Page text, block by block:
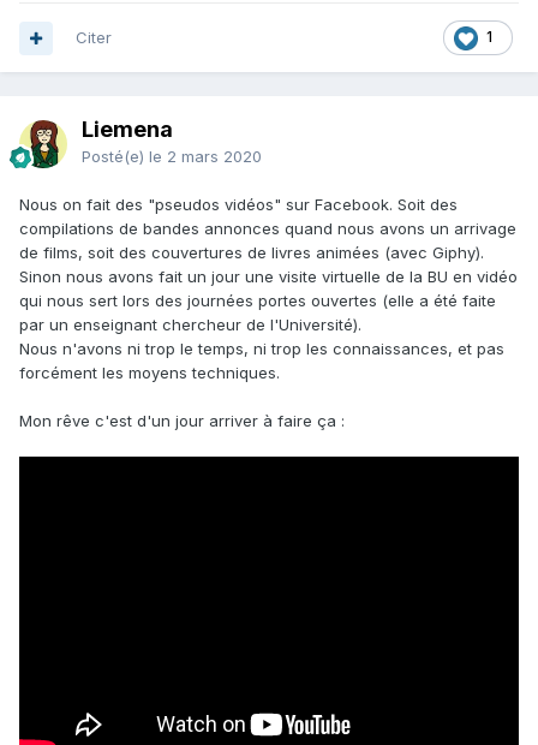
1
Citer
Liemena
Posté(e) le 2 mars 2020
Nous on fait des "pseudos vidéos" sur Facebook. Soit des
compilations de bandes annonces quand nous avons un arrivage
de films, soit des couvertures de livres animées (avec Giphy).
Sinon nous avons fait un jour une visite virtuelle de la BU en vidéo
qui nous sert lors des journées portes ouvertes (elle a été faite
par un enseignant chercheur de l'Université).
Nous n'avons ni trop le temps, ni trop les connaissances, et pas
forcément les moyens techniques.
Mon rêve c'est d'un jour arriver à faire ça :